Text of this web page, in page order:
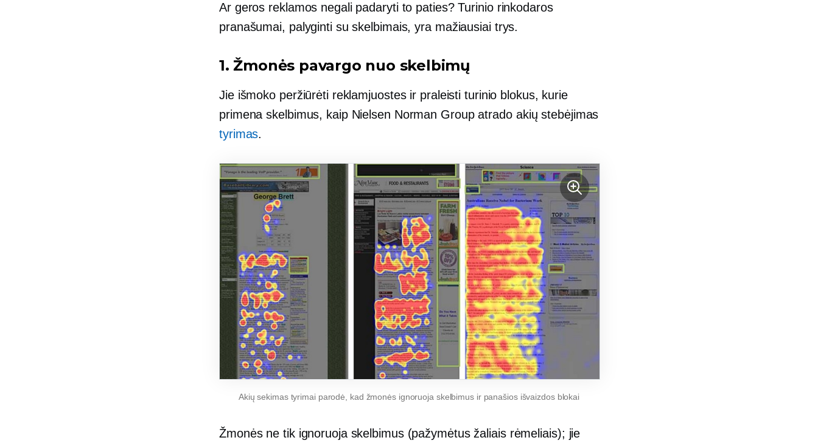
Ar geros reklamos negali padaryti to paties? Turinio rinkodaros
pranašumai, palyginti su skelbimais, yra mažiausiai trys.
1. Žmonės pavargo nuo skelbimų
Jie išmoko peržiūrėti reklamjuostes ir praleisti turinio blokus, kurie
primena skelbimus, kaip Nielsen Norman Group atrado akių stebėjimas
tyrimas.
Akių sekimastyrimai parodė, kad žmonės ignoruoja skelbimus ir panašios išvaizdosblokai
Žmonės ne tik ignoruoja skelbimus (pažymėtus žaliais rėmeliais); jie